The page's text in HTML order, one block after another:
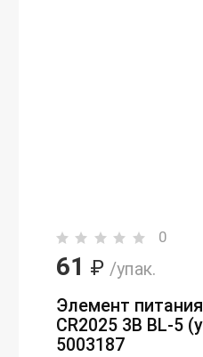
0
61 ₽ /упак.
Элемент
CR2025 3В BL-5
5003187